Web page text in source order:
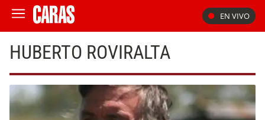
EN VIVO
HUBERTO ROVIRALTA